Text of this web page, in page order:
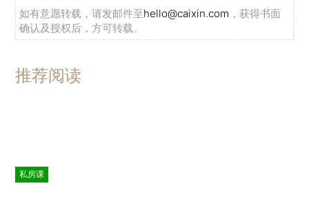
如有意愿转载，请发邮件至hello@caixin.com ，获得书面
确认及授权后，方可转载。
推荐阅读
私房课